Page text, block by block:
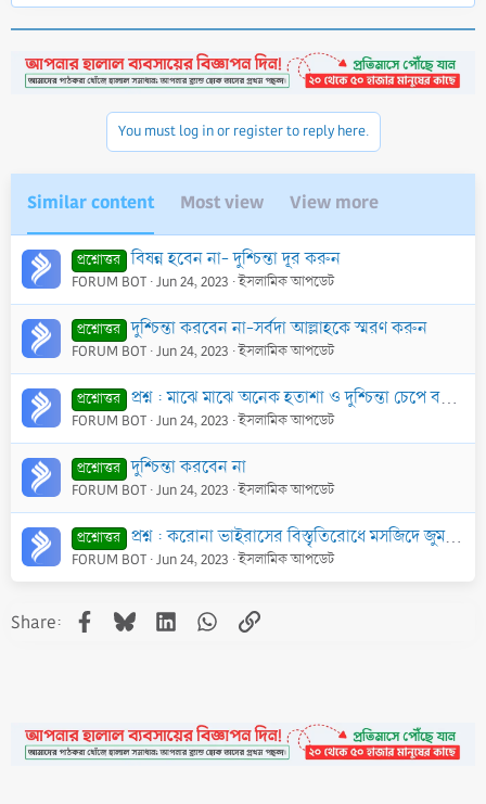
t
i
You must log in or register to reply here.
Similar content Most view View more
প্রশ্নোত্তর বিষন্ন হবেন না- দুশ্চিন্তা দূর করুন
FORUM BOT Jun 24, 2023 ইসলামিক আপডেট
প্রশ্নোত্তর দুশ্চিন্তা করবেন না-সর্বদা আল্লাহকে স্মরণ করুন
FORUM BOT Jun 24, 2023 ইসলামিক আপডেট
প্রশ্নোত্তর প্রশ্ন : মাঝে মাঝে অনেক হতাশা ও দুশ্চিন্তা চেপে বসে। করণীয় কী?
FORUM BOT Jun 24, 2023 ইসলামিক আপডেট
প্রশ্নোত্তর দুশ্চিন্তা করবেন না
FORUM BOT Jun 24, 2023 ইসলামিক আপডেট
প্রশ্নোত্তর প্রশ্ন : করোনা ভাইরাসের বিস্তৃতিরোধে মসজিদে জুম‘আর ছালাত পরিহার করে বাড়িতে যোহরের ছালাত আদায় করা যাবে কি?
FORUM BOT Jun 24, 2023 ইসলামিক আপডেট
Share: Facebook
BlueskyLinkedInWhatsApp
Link